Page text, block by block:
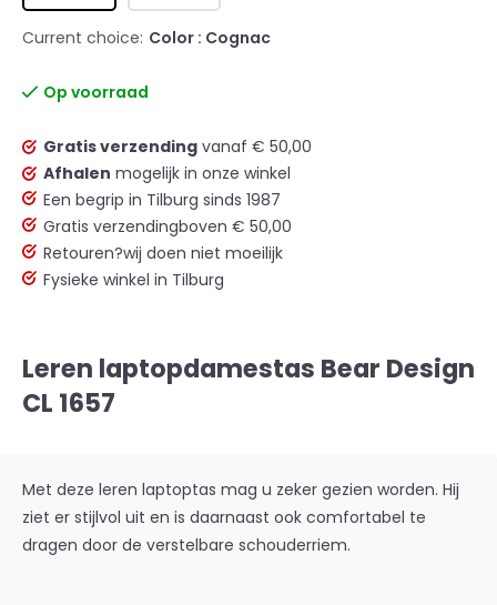
Current choice: Color : Cognac
Op voorraad
Gratis verzending vanaf € 50,00
Afhalen mogelijk in onze winkel
Een begrip in Tilburg sinds 1987
Gratis verzendingboven € 50,00
Retouren?wij doen niet moeilijk
Fysieke winkel in Tilburg
Leren laptopdamestas Bear Design
CL 1657
Met deze leren laptoptas mag u zeker gezien worden. Hij
ziet er stijlvol uit en is daarnaast ook comfortabel te
dragen door de verstelbare schouderriem.